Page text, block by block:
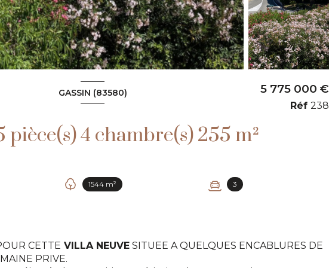
GASSIN (83580)
Maison 5 pièce(s) 4 chambre(s) 255 m²
1544 m² 3
5 775 000 €
Réf 238
CETTE VILLA NEUVE SITUEE A QUELQUES ENCABLURES DE
PRIVE.